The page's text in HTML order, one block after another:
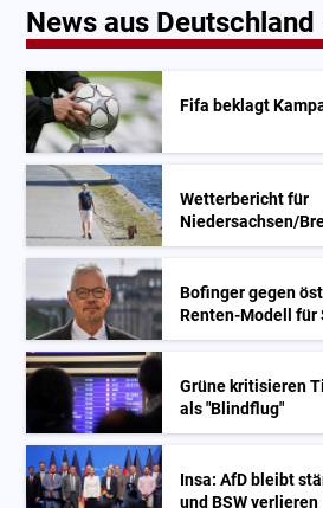
News aus
Fifa beklagt
Wetterbericht für
Niedersachsen/
Bofinger gegen
Renten-Modell für
Grüne kritisieren
als "Blindflug"
Insa: AfD bleibt
und BSW verlieren